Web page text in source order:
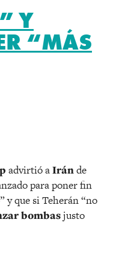
Y
“MÁS
advirtió aIránde
para poner fin
” y que si Teherán “no
bombasjusto